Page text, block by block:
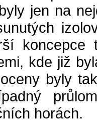
jen na
koncepce
kde již
byly
horách.